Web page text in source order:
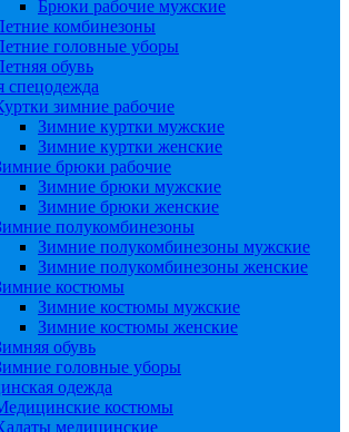
Брюки рабочие мужские
комбинезоны
головные уборы
обувь
спецодежда
зимние рабочие
Зимние куртки мужские
Зимние куртки женские
брюки рабочие
Зимние брюки мужские
Зимние брюки женские
полукомбинезоны
Зимние полукомбинезоны мужские
Зимние полукомбинезоны женские
костюмы
Зимние костюмы мужские
Зимние костюмы женские
обувь
головные уборы
одежда
костюмы
медицинские